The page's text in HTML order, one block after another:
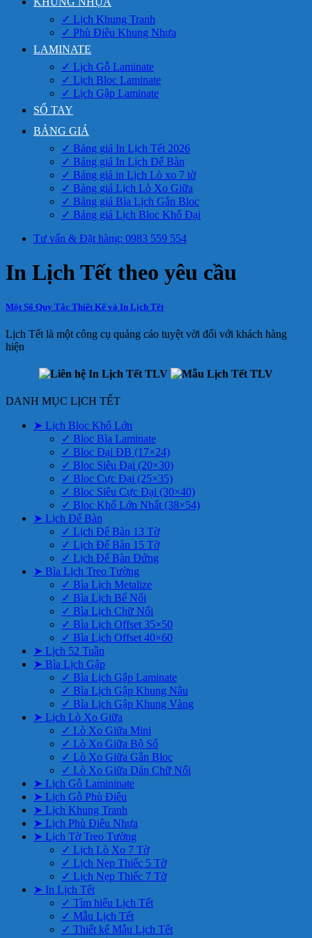
✓ Lịch Khung Tranh
✓ Phù Điêu Khung Nhựa
LAMINATE
✓ Lịch Gỗ Laminate
✓ Lịch Bloc Laminate
✓ Lịch Gập Laminate
SỔ TAY
BẢNG GIÁ
✓ Bảng giá In Lịch Tết 2026
✓ Bảng giá In Lịch Để Bàn
✓ Bảng giá in Lịch Lò xo 7 tờ
✓ Bảng giá Lịch Lò Xo Giữa
✓ Bảng giá Bìa Lịch Gắn Bloc
✓ Bảng giá Lịch Bloc Khổ Đại
Tư vấn & Đặt hàng: 0983 559 554
In Lịch Tết theo yêu cầu
Một Số Quy Tắc Thiết Kế và In Lịch Tết
Lịch Tết là một công cụ quảng cáo tuyệt vời đối với khách hàng
hiện
DANH MỤC LỊCH TẾT
➤ Lịch Bloc Khổ Lớn
✓ Bloc Bìa Laminate
✓ Bloc Đại ĐB (17×24)
✓ Bloc Siêu Đại (20×30)
✓ Bloc Cực Đại (25×35)
✓ Bloc Siêu Cực Đại (30×40)
✓ Bloc Khổ Lớn Nhất (38×54)
➤ Lịch Để Bàn
✓ Lịch Để Bàn 13 Tờ
✓ Lịch Để Bàn 15 Tờ
✓ Lịch Để Bàn Đứng
➤ Bìa Lịch Treo Tường
✓ Bìa Lịch Metalize
✓ Bìa Lịch Bế Nổi
✓ Bìa Lịch Chữ Nổi
✓ Bìa Lịch Offset 35×50
✓ Bìa Lịch Offset 40×60
➤ Lịch 52 Tuần
➤ Bìa Lịch Gập
✓ Bìa Lịch Gập Laminate
✓ Bìa Lịch Gập Khung Nâu
✓ Bìa Lịch Gập Khung Vàng
➤ Lịch Lò Xo Giữa
✓ Lò Xo Giữa Mini
✓ Lò Xo Giữa Bộ Số
✓ Lò Xo Giữa Gắn Bloc
✓ Lò Xo Giữa Dán Chữ Nổi
➤ Lịch Gỗ Lamininate
➤ Lịch Gỗ Phù Điêu
➤ Lịch Khung Tranh
➤ Lịch Phù Điêu Nhựa
➤ Lịch Tờ Treo Tường
✓ Lịch Lò Xo 7 Tờ
✓ Lịch Nẹp Thiếc 5 Tờ
✓ Lịch Nẹp Thiếc 7 Tờ
➤ In Lịch Tết
✓ Tìm hiểu Lịch Tết
✓ Mẫu Lịch Tết
✓ Thiết kế Mẫu Lịch Tết